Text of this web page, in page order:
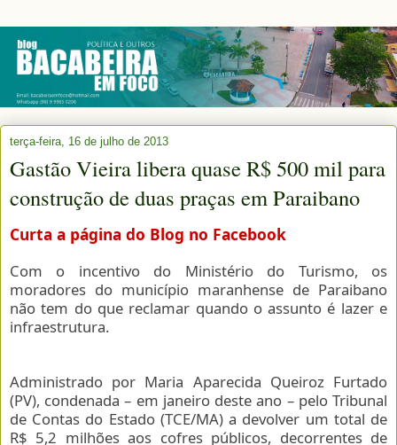
terça-feira, 16 de julho de 2013
Gastão Vieira libera quase R$ 500 mil para
construção de duas praças em Paraibano
Curta a página do Blog no Facebook
Com o incentivo do Ministério do Turismo, os
moradores do município maranhense de Paraibano
não tem do que reclamar quando o assunto é lazer e
infraestrutura.
Administrado por Maria Aparecida Queiroz Furtado
(PV), condenada – em janeiro deste ano – pelo Tribunal
de Contas do Estado (TCE/MA) a devolver um total de
R$ 5,2 milhões aos cofres públicos, decorrentes de